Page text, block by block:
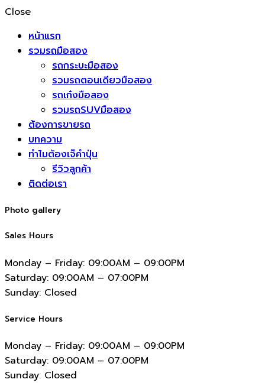
Close
หน้าแรก
รวมรถมือสอง
รถกระบะมือสอง
รวมรถตอนเดียวมือสอง
รถเก๋งมือสอง
รวมรถSUVมือสอง
ต้องการขายรถ
บทความ
ทำไมต้องเจ๊คำปุ่น
รีวิวลูกค้า
ติดต่อเรา
Photo gallery
Sales Hours
Monday – Friday: 09:00AM – 09:00PM
Saturday: 09:00AM – 07:00PM
Sunday: Closed
Service Hours
Monday – Friday: 09:00AM – 09:00PM
Saturday: 09:00AM – 07:00PM
Sunday: Closed